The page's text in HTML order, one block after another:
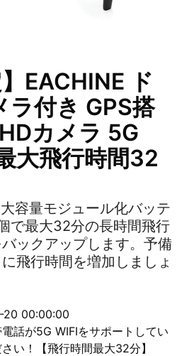
】EACHINE ド
ラ付き GPS搭
カメラ 5G
大飛行時間32
容量モジュール化バッテ
で最大32分の長時間飛行
ックアップします。予備
飛行時間を増加しましょ
20 00:00:00
電話が5G WIFIをサポートしてい
い！【飛行時間最大32分】